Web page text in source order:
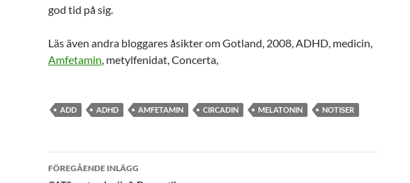
god tid på sig.
Läs även andra bloggares åsikter om Gotland, 2008, ADHD, medicin,
Amfetamin, metylfenidat, Concerta,
ADD ADHD AMFETAMIN CIRCADIN MELATONIN NOTISER
Inläggsnavigering
FÖREGÅENDE INLÄGG